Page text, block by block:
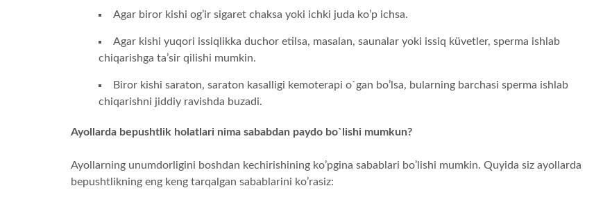
Agar biror kishi og’ir sigaret chaksa yoki ichki juda ko’p ichsa.
Agar kishi yuqori issiqlikka duchor etilsa, masalan, saunalar yoki issiq küvetler, sperma ishlab
chiqarishga ta’sir qilishi mumkin.
Biror kishi saraton, saraton kasalligi kemoterapi o`gan bo’lsa, bularning barchasi sperma ishlab
chiqarishni jiddiy ravishda buzadi.
Ayollarda bepushtlik holatlari nima sababdan paydo bo`lishi mumkun?
Ayollarning unumdorligini boshdan kechirishining ko’pgina sabablari bo’lishi mumkin. Quyida siz ayollarda
bepushtlikning eng keng tarqalgan sabablarini ko’rasiz: